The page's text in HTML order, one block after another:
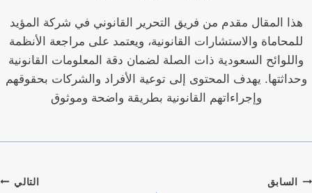
هذا المقال مقدم من فريق التحرير القانوني في شركة المؤيد
للمحاماة والاستشارات القانونية، ويعتمد على مراجعة الأنظمة
واللوائح السعودية ذات الصلة لضمان دقة المعلومات القانونية
وحداثتها. يهدف المحتوى إلى توعية الأفراد والشركات بحقوقهم
وإجراءاتهم القانونية بطريقة واضحة وموثوق
تصفّح
السابق التالي